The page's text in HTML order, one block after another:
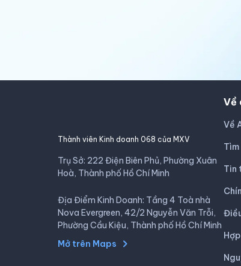
Thành viên Kinh doanh 068 của MXV
Trụ Sở: 222 Điện Biên Phủ, Phường Xuân
Hoà, Thành phố Hồ Chí Minh
Địa Điểm Kinh Doanh: Tầng 4 Toà nhà
Nova Evergreen, 42/2 Nguyễn Văn Trỗi,
Phường Cầu Kiệu, Thành phố Hồ Chí Minh
Mở trên Maps
Về
Về
Tin